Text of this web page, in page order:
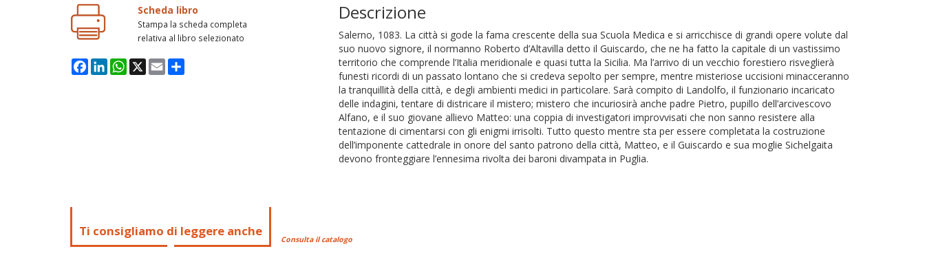
Scheda libro
Stampa la scheda completa
relativa al libro selezionato
Facebook
LinkedInWhatsApp
X Email
Descrizione
Salerno, 1083. La città si gode la fama crescente della sua Scuola Medica e si arricchisce di grandi opere volute dal
suo nuovo signore, il normanno Roberto d’Altavilla detto il Guiscardo, che ne ha fatto la capitale di un vastissimo
territorio che comprende l’Italia meridionale e quasi tutta la Sicilia. Ma l’arrivo di un vecchio forestiero risveglierà
funesti ricordi di un passato lontano che si credeva sepolto per sempre, mentre misteriose uccisioni minacceranno
la tranquillità della città, e degli ambienti medici in particolare. Sarà compito di Landolfo, il funzionario incaricato
delle indagini, tentare di districare il mistero; mistero che incuriosirà anche padre Pietro, pupillo dell’arcivescovo
Alfano, e il suo giovane allievo Matteo: una coppia di investigatori improvvisati che non sanno resistere alla
tentazione di cimentarsi con gli enigmi irrisolti. Tutto questo mentre sta per essere completata la costruzione
dell’imponente cattedrale in onore del santo patrono della città, Matteo, e il Guiscardo e sua moglie Sichelgaita
devono fronteggiare l’ennesima rivolta dei baroni divampata in Puglia.
Ti consigliamo di leggere anche
Consulta il catalogo